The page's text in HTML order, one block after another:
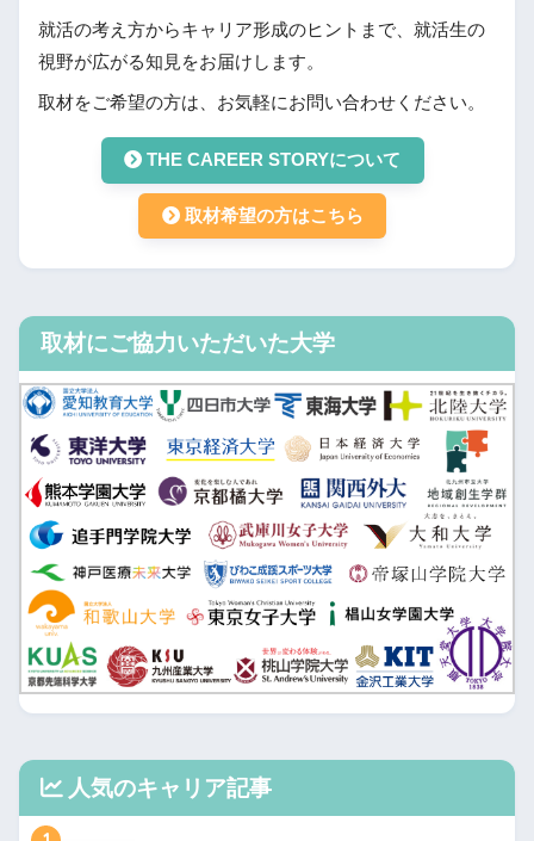
就活の考え方からキャリア形成のヒントまで、就活生の
視野が広がる知見をお届けします。
取材をご希望の方は、お気軽にお問い合わせください。
THE CAREER STORYについて
取材希望の方はこちら
取材にご協力いただいた大学
人気のキャリア記事